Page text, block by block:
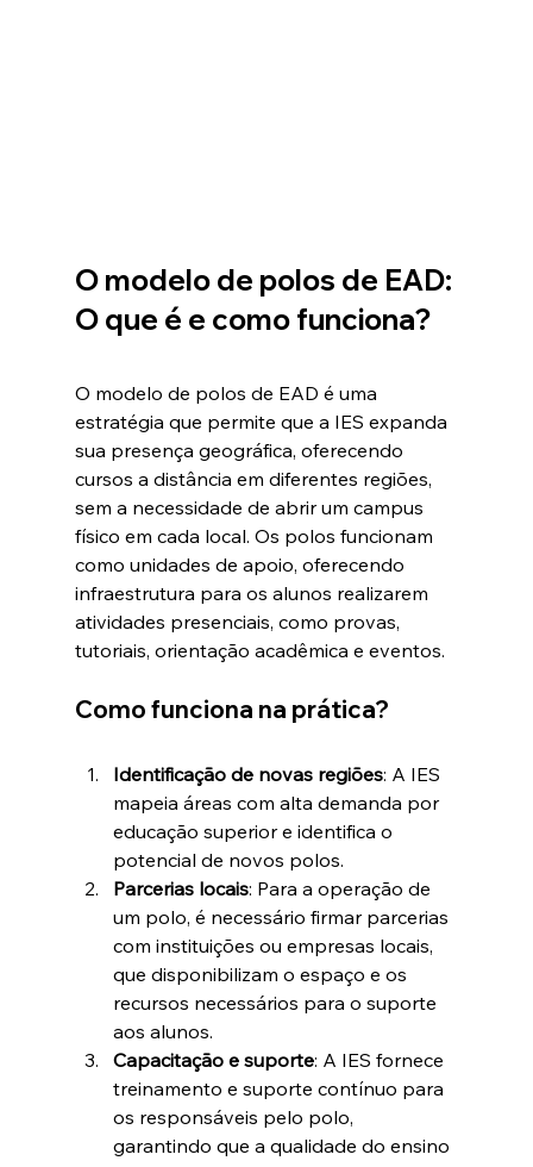
O modelo de polos de EAD:
O que é e como funciona?
O modelo de polos de EAD é uma
estratégia que permite que a IES expanda
sua presença geográfica, oferecendo
cursos a distância em diferentes regiões,
sem a necessidade de abrir um campus
físico em cada local. Os polos funcionam
como unidades de apoio, oferecendo
infraestrutura para os alunos realizarem
atividades presenciais, como provas,
tutoriais, orientação acadêmica e eventos.
Como funciona na prática?
Identificação de novas regiões: A IES
mapeia áreas com alta demanda por
educação superior e identifica o
potencial de novos polos.
Parcerias locais: Para a operação de
um polo, é necessário firmar parcerias
com instituições ou empresas locais,
que disponibilizam o espaço e os
recursos necessários para o suporte
aos alunos.
Capacitação e suporte: A IES fornece
treinamento e suporte contínuo para
os responsáveis pelo polo,
garantindo que a qualidade do ensino